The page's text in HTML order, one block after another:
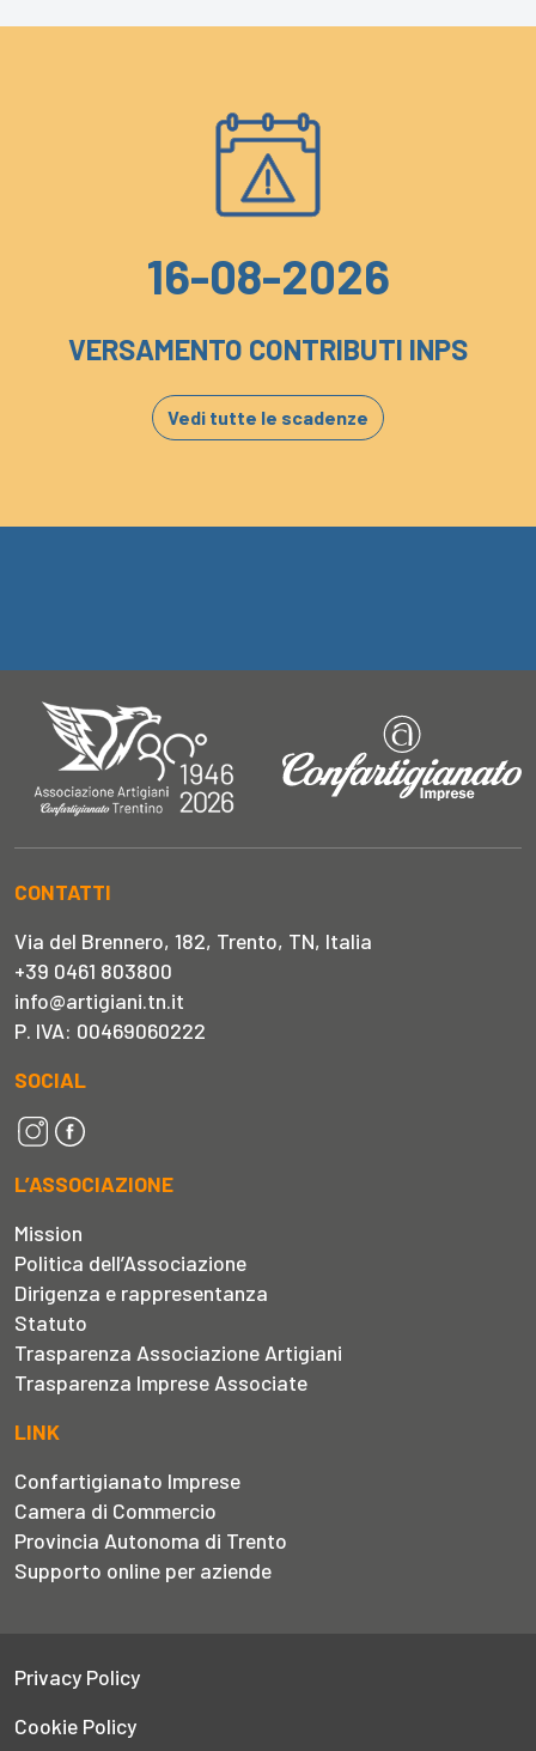
16-08-2026
VERSAMENTO CONTRIBUTI INPS
Vedi tutte le scadenze
CONTATTI
Via del Brennero, 182, Trento, TN, Italia
+39 0461 803800
info@artigiani.tn.it
P. IVA: 00469060222
SOCIAL
L’ASSOCIAZIONE
Mission
Politica dell’Associazione
Dirigenza e rappresentanza
Statuto
Trasparenza Associazione Artigiani
Trasparenza Imprese Associate
LINK
Confartigianato Imprese
Camera di Commercio
Provincia Autonoma di Trento
Supporto online per aziende
Privacy Policy
Cookie Policy